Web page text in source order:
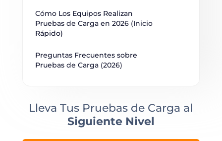
Cómo Los Equipos Realizan
Pruebas de Carga en 2026 (Inicio
Rápido)
Preguntas Frecuentes sobre
Pruebas de Carga (2026)
Lleva Tus Pruebas de Carga al
Siguiente Nivel